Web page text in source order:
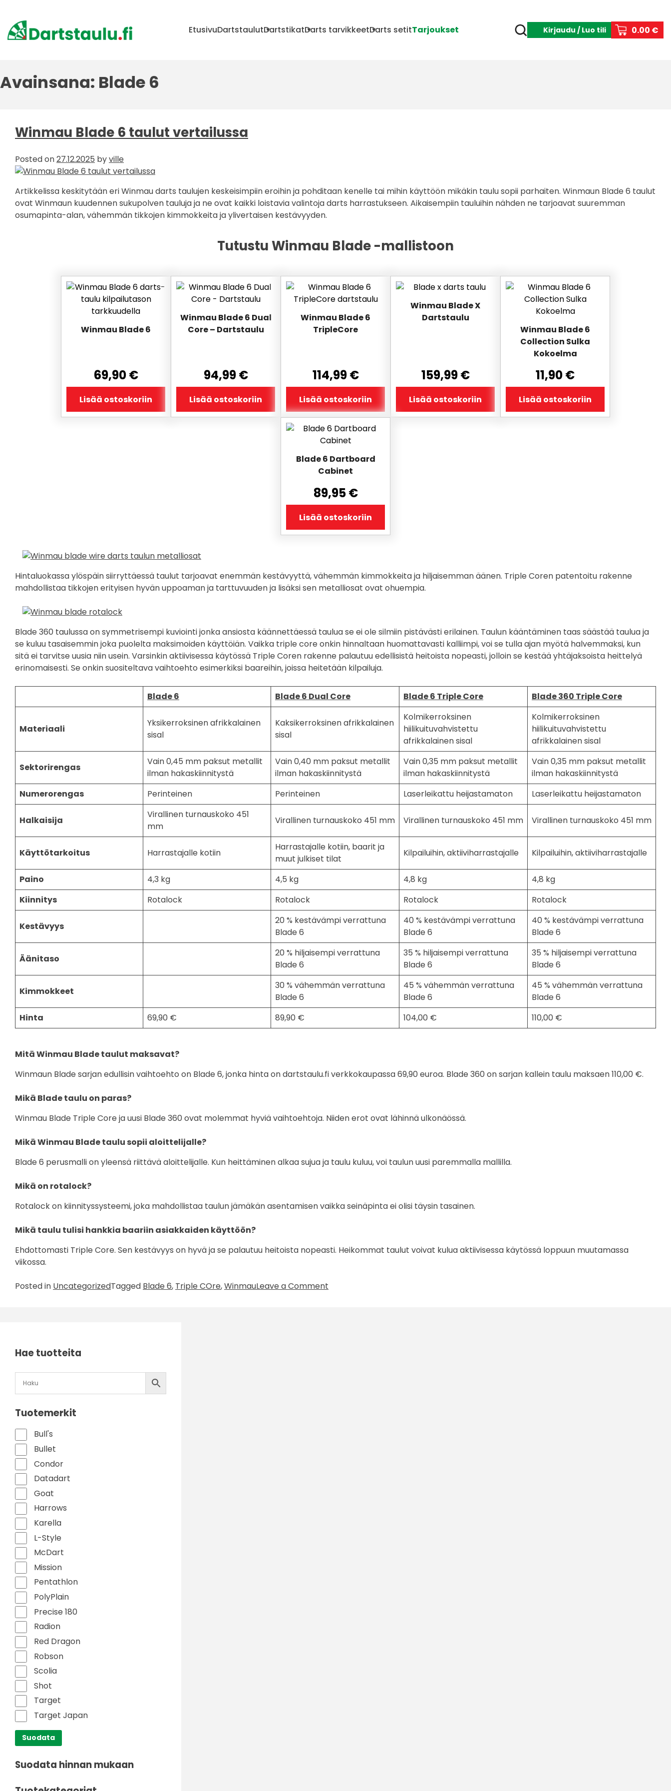
content
EtusivuDartstaulutDartstikatDarts tarvikkeetDarts setitTarjoukset Kirjaudu / Luo tili 0.00 €
Avainsana: Blade 6
Winmau Blade 6 taulut vertailussa
Posted on27.12.2025 byville
Artikkelissa keskitytään eri Winmau darts taulujen keskeisimpiin eroihin ja pohditaan kenelle tai mihin käyttöön mikäkin taulu sopii parhaiten. Winmaun Blade 6 taulut
ovat Winmaun kuudennen sukupolven tauluja ja ne ovat kaikki loistavia valintoja darts harrastukseen. Aikaisempiin tauluihin nähden ne tarjoavat suuremman
osumapinta-alan, vähemmän tikkojen kimmokkeita ja ylivertaisen kestävyyden.
Tutustu Winmau Blade -mallistoon
Winmau Blade 6
69,90€
Lisää ostoskoriin
Winmau Blade 6 Dual
Core – Dartstaulu
94,99€
Lisää ostoskoriin
Winmau Blade 6
TripleCore
114,99€
Lisää ostoskoriin
Winmau Blade X
Dartstaulu
159,99€
Lisää ostoskoriin
Winmau Blade 6
Collection Sulka
Kokoelma
11,90€
Lisää ostoskoriin
Blade 6 Dartboard
Cabinet
89,95€
Lisää ostoskoriin
Hintaluokassa ylöspäin siirryttäessä taulut tarjoavat enemmän kestävyyttä, vähemmän kimmokkeita ja hiljaisemman äänen. Triple Coren patentoitu rakenne
mahdollistaa tikkojen erityisen hyvän uppoaman ja tarttuvuuden ja lisäksi sen metalliosat ovat ohuempia.
Blade 360 taulussa on symmetrisempi kuviointi jonka ansiosta käännettäessä taulua se ei ole silmiin pistävästi erilainen. Taulun kääntäminen taas säästää taulua ja
se kuluu tasaisemmin joka puolelta maksimoiden käyttöiän. Vaikka triple core onkin hinnaltaan huomattavasti kalliimpi, voi se tulla ajan myötä halvemmaksi, kun
sitä ei tarvitse uusia niin usein. Varsinkin aktiivisessa käytössä Triple Coren rakenne palautuu edellisistä heitoista nopeasti, jolloin se kestää yhtäjaksoista heittelyä
erinomaisesti. Se onkin suositeltava vaihtoehto esimerkiksi baareihin, joissa heitetään kilpailuja.
Blade 6 Blade 6 Dual Core Blade 6 Triple Core Blade 360 Triple Core
Materiaali
Yksikerroksinen afrikkalainen
sisal
Kaksikerroksinen afrikkalainen
sisal
Kolmikerroksinen
hiilikuituvahvistettu
afrikkalainen sisal
Kolmikerroksinen
hiilikuituvahvistettu
afrikkalainen sisal
Sektorirengas
Vain 0,45 mm paksut metallit
ilman hakaskiinnitystä
Vain 0,40 mm paksut metallit
ilman hakaskiinnitystä
Vain 0,35 mm paksut metallit
ilman hakaskiinnitystä
Vain 0,35 mm paksut metallit
ilman hakaskiinnitystä
Numerorengas
Perinteinen Perinteinen Laserleikattu heijastamaton Laserleikattu heijastamaton
Halkaisija
Virallinen turnauskoko 451
mm
Virallinen turnauskoko 451 mm Virallinen turnauskoko 451 mm Virallinen turnauskoko 451 mm
Käyttötarkoitus Harrastajalle kotiin
Harrastajalle kotiin, baarit ja
muut julkiset tilat
Kilpailuihin, aktiiviharrastajalle Kilpailuihin, aktiiviharrastajalle
Paino 4,3 kg 4,5 kg 4,8 kg
4,8 kg
Kiinnitys
Rotalock Rotalock Rotalock Rotalock
Kestävyys
20 % kestävämpi verrattuna
Blade 6
40 % kestävämpi verrattuna
Blade 6
40 % kestävämpi verrattuna
Blade 6
Äänitaso
20 % hiljaisempi verrattuna
Blade 6
35 % hiljaisempi verrattuna
Blade 6
35 % hiljaisempi verrattuna
Blade 6
Kimmokkeet
30 % vähemmän verrattuna
Blade 6
45 % vähemmän verrattuna
Blade 6
45 % vähemmän verrattuna
Blade 6
Hinta
69,90 € 89,90 € 104,00 € 110,00 €
Mitä Winmau Blade taulut maksavat?
Winmaun Blade sarjan edullisin vaihtoehto on Blade 6, jonka hinta on dartstaulu.fi verkkokaupassa 69,90 euroa. Blade 360 on sarjan kallein taulu maksaen 110,00 €.
Mikä Blade taulu on paras?
Winmau Blade Triple Core ja uusi Blade 360 ovat molemmat hyviä vaihtoehtoja. Niiden erot ovat lähinnä ulkonäössä.
Mikä Winmau Blade taulu sopii aloittelijalle?
Blade 6 perusmalli on yleensä riittävä aloittelijalle. Kun heittäminen alkaa sujua ja taulu kuluu, voi taulun uusi paremmalla mallilla.
Mikä on rotalock?
Rotalock on kiinnityssysteemi, joka mahdollistaa taulun jämäkän asentamisen vaikka seinäpinta ei olisi täysin tasainen.
Mikä taulu tulisi hankkia baariin asiakkaiden käyttöön?
Ehdottomasti Triple Core. Sen kestävyys on hyvä ja se palautuu heitoista nopeasti. Heikommat taulut voivat kulua aktiivisessa käytössä loppuun muutamassa
viikossa.
Posted in UncategorizedTagged Blade 6, Triple COre,WinmauLeave a Comment
Hae tuotteita
Tuotemerkit
Bull's
Bullet
Condor
Datadart
Goat
Harrows
Karella
L-Style
McDart
Mission
Pentathlon
PolyPlain
Precise 180
Radion
Red Dragon
Robson
Scolia
Shot
Target
Target Japan
Suodata
Suodata hinnan mukaan